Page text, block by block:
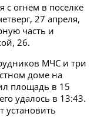
огнем в поселке
27 апреля,
часть и
26.
МЧС и три
доме на
площадь в 15
удалось в 13:43.
установить